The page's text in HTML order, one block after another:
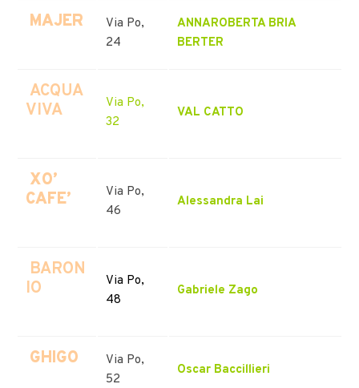
MAJER
Via Po,
24
ANNAROBERTA BRIA
BERTER
ACQUA
VIVA
Via Po,
32
VAL CATTO
XO’
CAFE’
Via Po,
46
Alessandra Lai
BARON
IO
Via Po,
48
Gabriele Zago
GHIGO
Via Po,
52
Oscar Baccillieri